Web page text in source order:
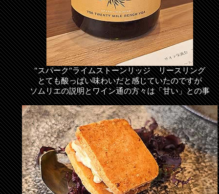
"スパーク"ライムストーンリッジ リースリング
とても酸っぱい味わいだと感じていたのですが
ソムリエの説明とワイン通の方々は「甘い」との事